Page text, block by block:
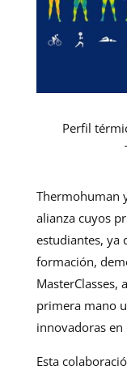
Perfil
Thermohuman
alianza cuyos
estudiantes, ya
formación,
MasterClasses,
primera mano
innovadoras
Esta